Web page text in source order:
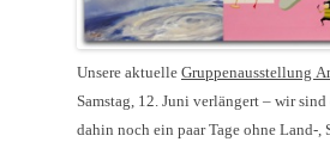
Unsere aktuelle Gruppenausstellung
Samstag, 12. Juni verlängert – wir
dahin noch ein paar Tage ohne Land-,